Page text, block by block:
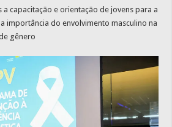
capacitação e orientação de jovens para a
importância do envolvimento masculino na
gênero